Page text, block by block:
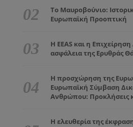
Το Μαυροβούνιο:
Ευρωπαϊκή Προοπτική
Η EEAS και η
ασφάλεια της Ερυθράς
Η προσχώρηση της
Ευρωπαϊκή Σύμβαση
Ανθρώπου: Προκλήσεις
Η ελευθερία της